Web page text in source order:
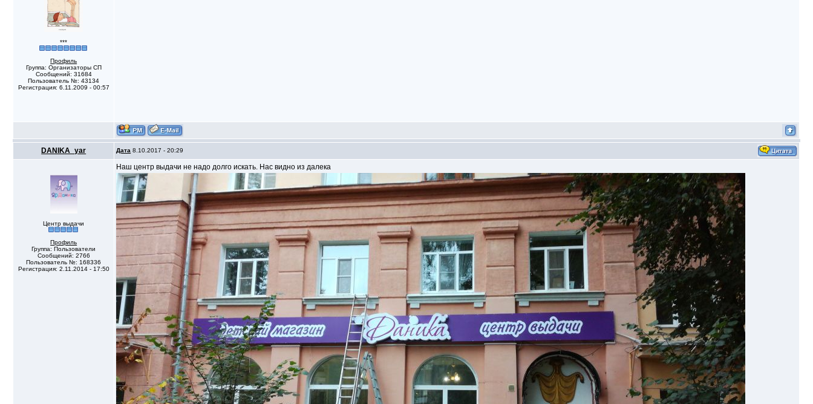
***
Профиль
Группа: Организаторы СП
Сообщений: 31684
Пользователь №: 43134
Регистрация: 6.11.2009 - 00:57
DANIKA_yar Дата 8.10.2017 - 20:29
Центр выдачи
Профиль
Группа: Пользователи
Сообщений: 2766
Пользователь №: 168336
Регистрация: 2.11.2014 - 17:50
Наш центр выдачи не надо долго искать. Нас видно из далека